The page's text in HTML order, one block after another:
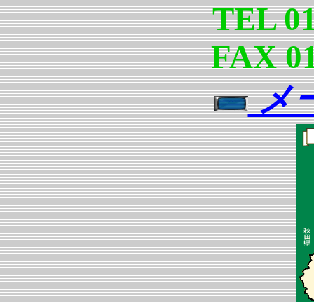
TEL
FAX
メ